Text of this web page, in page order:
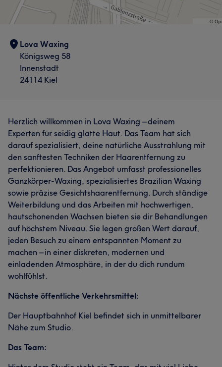
Lova Waxing
Königsweg 58
Innenstadt
24114 Kiel
Herzlich willkommen in Lova Waxing – deinem
Experten für seidig glatte Haut. Das Team hat sich
darauf spezialisiert, deine natürliche Ausstrahlung mit
den sanftesten Techniken der Haarentfernung zu
perfektionieren. Das Angebot umfasst professionelles
Ganzkörper-Waxing, spezialisiertes Brazilian Waxing
sowie präzise Gesichtshaarentfernung. Durch ständige
Weiterbildung und das Arbeiten mit hochwertigen,
hautschonenden Wachsen bieten sie dir Behandlungen
auf höchstem Niveau. Sie legen großen Wert darauf,
jeden Besuch zu einem entspannten Moment zu
machen – in einer diskreten, modernen und
einladenden Atmosphäre, in der du dich rundum
wohlfühlst.
Nächste öffentliche Verkehrsmittel:
Der Hauptbahnhof Kiel befindet sich in unmittelbarer
Nähe zum Studio.
Das Team: